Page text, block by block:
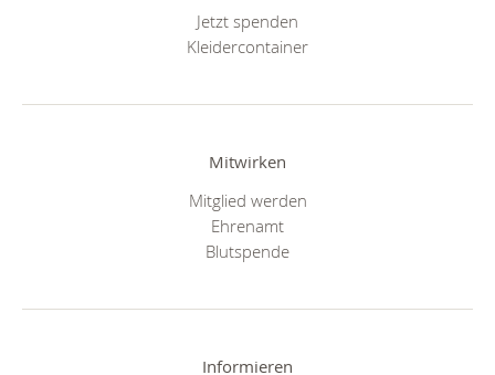
Jetzt spenden
Kleidercontainer
Mitwirken
Mitglied werden
Ehrenamt
Blutspende
Informieren